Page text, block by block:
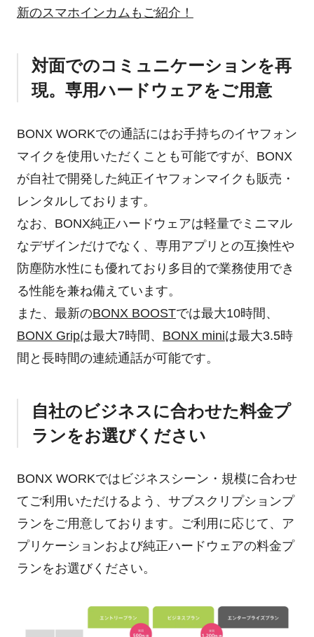
新のスマホインカムもご紹介！
対面でのコミュニケーションを再
現。専用ハードウェアをご用意
BONX WORKでの通話にはお手持ちのイヤフォン
マイクを使用いただくことも可能ですが、BONX
が自社で開発した純正イヤフォンマイクも販売・
レンタルしております。
なお、BONX純正ハードウェアは軽量でミニマル
なデザインだけでなく、専用アプリとの互換性や
防塵防水性にも優れており多目的で業務使用でき
る性能を兼ね備えています。
また、最新のBONX BOOSTでは最大10時間、
BONX Gripは最大7時間、 BONX miniは最大3.5時
間と長時間の連続通話が可能です。
自社のビジネスに合わせた料金プ
ランをお選びください
BONX WORKではビジネスシーン・規模に合わせ
てご利用いただけるよう、サブスクリプションプ
ランをご用意しております。ご利用に応じて、ア
プリケーションおよび純正ハードウェアの料金プ
ランをお選びください。